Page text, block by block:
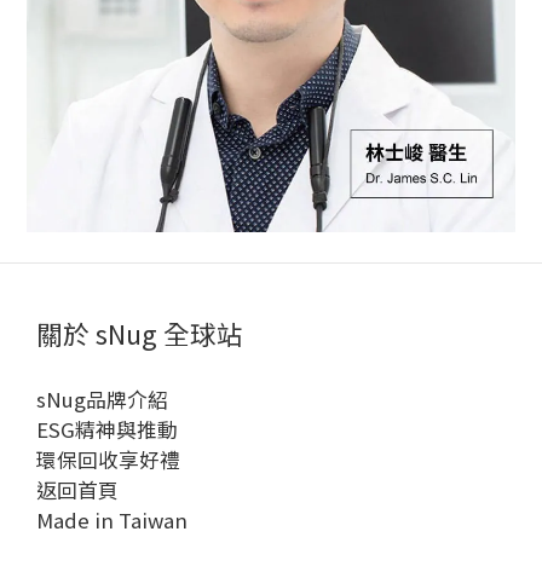
關於 sNug 全球站
sNug品牌介紹
ESG精神與推動
環保回收享好禮
返回首頁
Made in Taiwan